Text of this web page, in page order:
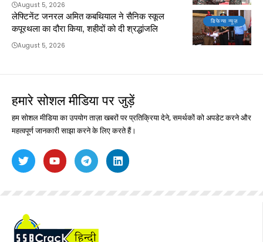
August 5, 2026
डिफेन्स न्यूज़
लेफ्टिनेंट जनरल अमित कबथियाल ने सैनिक स्कूल
कपूरथला का दौरा किया, शहीदों को दी श्रद्धांजलि
August 5, 2026
हमारे सोशल मीडिया पर जुड़ें
हम सोशल मीडिया का उपयोग ताज़ा खबरों पर प्रतिक्रिया देने, समर्थकों को अपडेट करने और
महत्वपूर्ण जानकारी साझा करने के लिए करते हैं।